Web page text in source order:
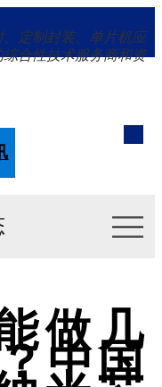
、定制封装、单片机应
合性技术服务商和资
做几
中国